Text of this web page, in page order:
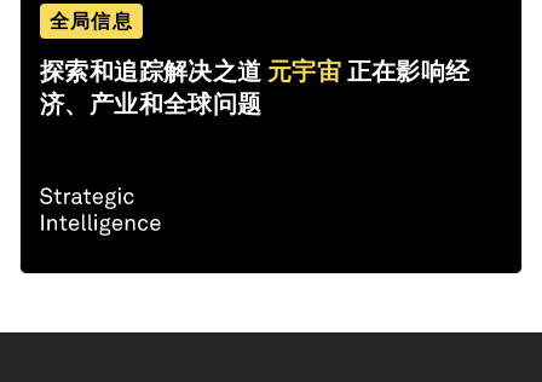
全局信息
探索和追踪解决之道 元宇宙 正在影响经
济、产业和全球问题